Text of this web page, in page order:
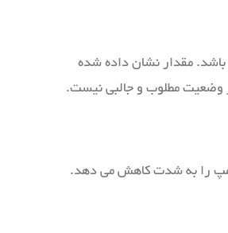
مقدار نشان داده شده